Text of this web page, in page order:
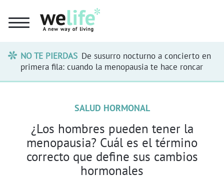
NO TE PIERDAS De susurro nocturno a concierto en
primera fila: cuando la menopausia te hace roncar
SALUD HORMONAL
¿Los hombres pueden tener la
menopausia? Cuál es el término
correcto que define sus cambios
hormonales